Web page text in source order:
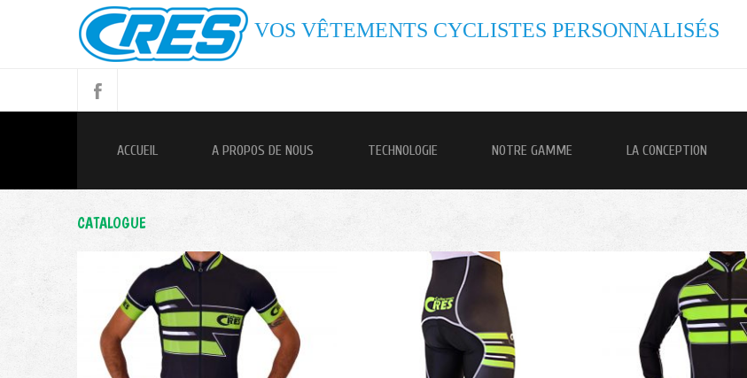
VOS VÊTEMENTS CYCLISTES PERSONNALISÉS
ACCUEIL A PROPOS DE NOUS TECHNOLOGIE NOTRE GAMME LA CONCEPTION
CATALOGUE